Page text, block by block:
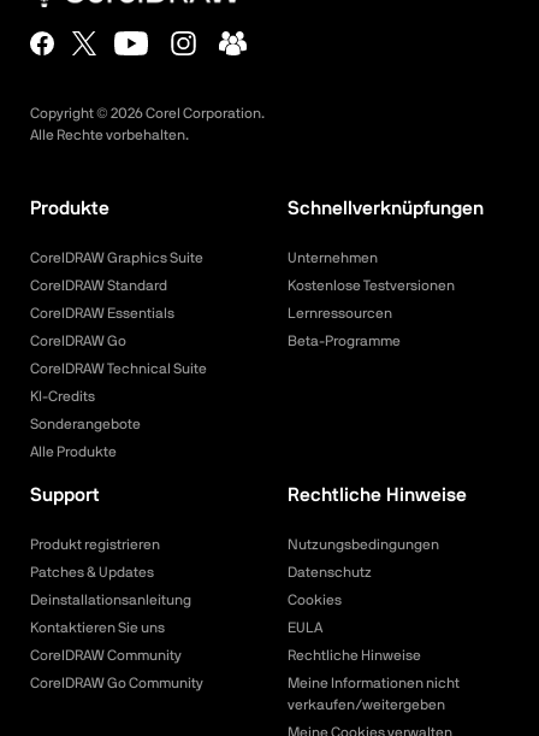
Copyright © 2026Corel Corporation.
Alle Rechte vorbehalten.
Produkte
CorelDRAW Graphics Suite
CorelDRAW Standard
CorelDRAW Essentials
CorelDRAW Go
CorelDRAW Technical Suite
KI-Credits
Sonderangebote
Alle Produkte
Schnellverknüpfungen
Unternehmen
Kostenlose Testversionen
Lernressourcen
Beta-Programme
Support
Produkt registrieren
Patches & Updates
Deinstallationsanleitung
Kontaktieren Sie uns
CorelDRAW Community
CorelDRAW Go Community
Rechtliche Hinweise
Nutzungsbedingungen
Datenschutz
Cookies
EULA
Rechtliche Hinweise
Meine Informationen nicht
verkaufen/weitergeben
Meine Cookies verwalten